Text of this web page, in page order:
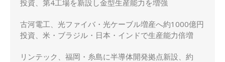
投資、第4工場を新設し金型生産能力を増強
古河電工、光ファイバ・光ケーブル増産へ約1000億円
投資、米・ブラジル・日本・インドで生産能力倍増
リンテック、福岡・糸島に半導体開発拠点新設、約